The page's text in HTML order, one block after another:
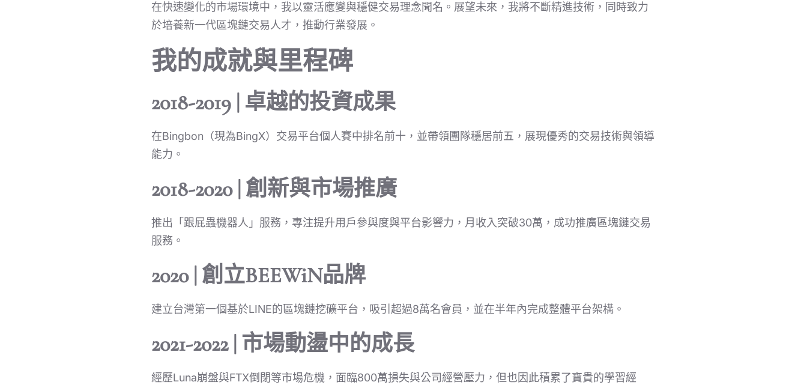
在快速變化的市場環境中，我以靈活應變與穩健交易理念聞名。展望未來，我將不斷精進技術，同時致力
於培養新一代區塊鏈交易人才，推動行業發展。
我的成就與里程碑
2018-2019 | 卓越的投資成果
在Bingbon（現為BingX）交易平台個人賽中排名前十，並帶領團隊穩居前五，展現優秀的交易技術與領導
能力。
2018-2020 | 創新與市場推廣
推出「跟屁蟲機器人」服務，專注提升用戶參與度與平台影響力，月收入突破30萬，成功推廣區塊鏈交易
服務。
2020 | 創立BEEWiN品牌
建立台灣第一個基於LINE的區塊鏈挖礦平台，吸引超過8萬名會員，並在半年內完成整體平台架構。
2021-2022 | 市場動盪中的成長
經歷Luna崩盤與FTX倒閉等市場危機，面臨800萬損失與公司經營壓力，但也因此積累了寶貴的學習經